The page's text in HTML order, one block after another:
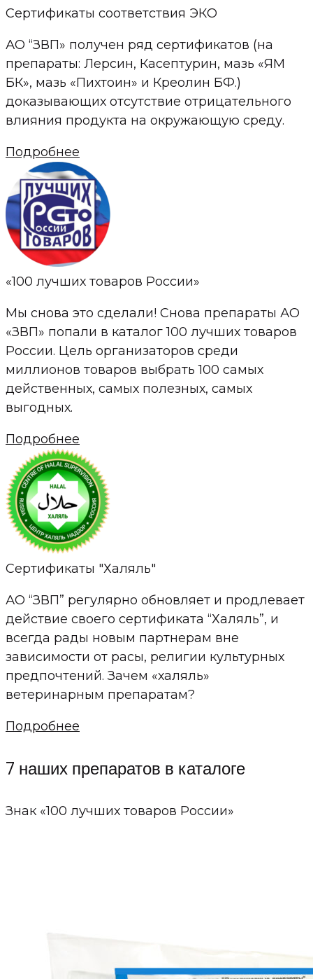
Сертификаты соответствия ЭКО
АО “ЗВП» получен ряд сертификатов (на
препараты: Лерсин, Касептурин, мазь «ЯМ
БК», мазь «Пихтоин» и Креолин БФ.)
доказывающих отсутствие отрицательного
влияния продукта на окружающую среду.
Подробнее
«100 лучших товаров России»
Мы снова это сделали! Снова препараты АО
«ЗВП» попали в каталог 100 лучших товаров
России. Цель организаторов среди
миллионов товаров выбрать 100 самых
действенных, самых полезных, самых
выгодных.
Подробнее
Сертификаты "Халяль"
АО “ЗВП” регулярно обновляет и продлевает
действие своего сертификата “Халяль”, и
всегда рады новым партнерам вне
зависимости от расы, религии культурных
предпочтений. Зачем «халяль»
ветеринарным препаратам?
Подробнее
7 наших препаратов в каталоге
Знак «100 лучших товаров России»